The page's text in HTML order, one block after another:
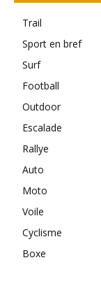
Trail
Sport en bref
Surf
Football
Outdoor
Escalade
Rallye
Auto
Moto
Voile
Cyclisme
Boxe